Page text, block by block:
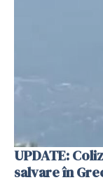
UPDATE:
salvare în